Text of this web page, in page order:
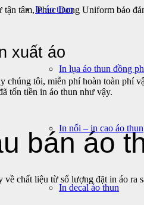
In áo thun
In lụa áo thun đồng
In nổi – in cao áo thun
In decal áo thun
tâm, Phuc Dong Uniform bảo
xuất áo
tôi, miễn phí hoàn toàn phí
tốn tiền in áo thun như vậy.
bán áo
chất liệu từ số lượng đặt in áo ra